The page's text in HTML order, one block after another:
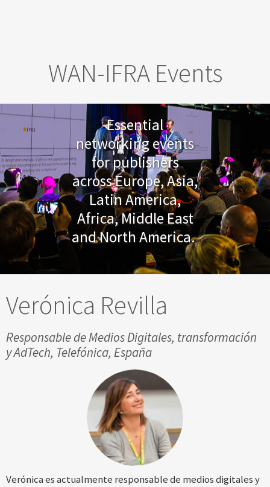
WAN-IFRA Events
Essential
networking events
for publishers
across Europe, Asia,
Latin America,
Africa, Middle East
and North America.
Verónica Revilla
Responsable de Medios Digitales, transformación
y AdTech, Telefónica, España
Verónica es actualmente responsable de medios digitales y